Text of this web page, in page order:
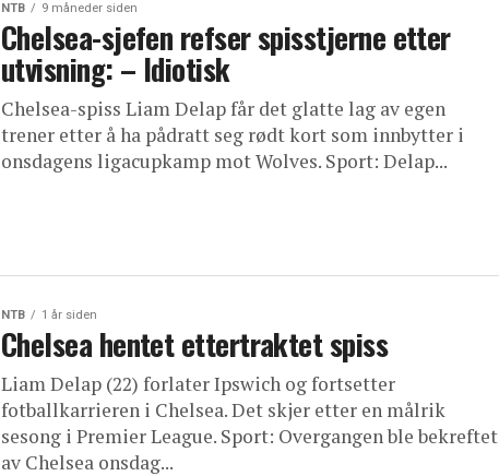
NTB 9 måneder siden
Chelsea-sjefen refser spisstjerne etter
utvisning: – Idiotisk
Chelsea-spiss Liam Delap får det glatte lag av egen
trener etter å ha pådratt seg rødt kort som innbytter i
onsdagens ligacupkamp mot Wolves. Sport: Delap...
NTB 1 år siden
Chelsea hentet ettertraktet spiss
Liam Delap (22) forlater Ipswich og fortsetter
fotballkarrieren i Chelsea. Det skjer etter en målrik
sesong i Premier League. Sport: Overgangen ble bekreftet
av Chelsea onsdag...